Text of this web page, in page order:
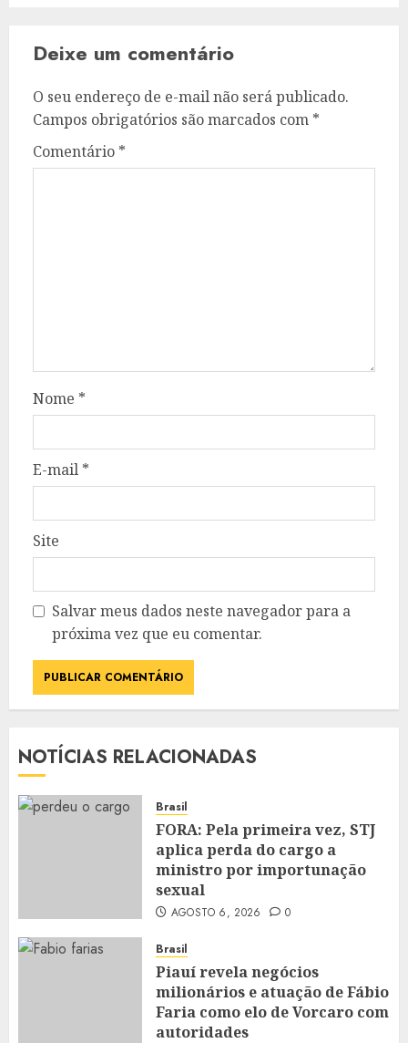
Deixe um comentário
O seu endereço de e-mail não será publicado.
Campos obrigatórios são marcados com *
Comentário *
Nome *
E-mail *
Site
Salvar meus dados neste navegador para a
próxima vez que eu comentar.
NOTÍCIAS RELACIONADAS
Brasil
FORA: Pela primeira vez, STJ
aplica perda do cargo a
ministro por importunação
sexual
AGOSTO 6, 2026 0
Brasil
Piauí revela negócios
milionários e atuação de Fábio
Faria como elo de Vorcaro com
autoridades